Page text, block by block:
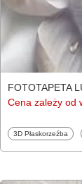
FOTOTAPETA
Cena zależy od
Fototapety
3D Płaskorzeźba